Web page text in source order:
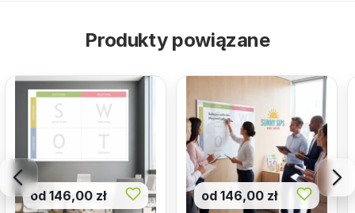
Produkty powiązane
od 146,00 zł od 146,00 zł